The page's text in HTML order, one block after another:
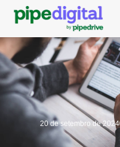
20 de setembro de 2024